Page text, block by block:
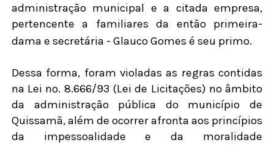
administração municipal e a citada empresa,
pertencente a familiares da então primeira-
dama e secretária - Glauco Gomes é seu primo.
Dessa forma, foram violadas as regras contidas
na Lei nº. 8.666/93 (Lei de Licitações) no âmbito
da administração pública do município de
Quissamã, além de ocorrer afronta aos princípios
da impessoalidade e da moralidade